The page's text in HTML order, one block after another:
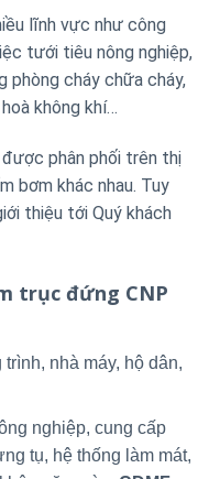
lĩnh vực như công
tưới tiêu nông nghiệp,
phòng cháy chữa cháy,
không khí…
phân phối trên thị
bơm khác nhau. Tuy
thiệu tới Quý khách
trục đứng CNP
nhà máy, hộ dân,
nghiệp, cung cấp
tụ, hệ thống làm mát,